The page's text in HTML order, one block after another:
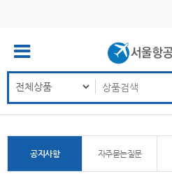
공지사항 자주묻는질문